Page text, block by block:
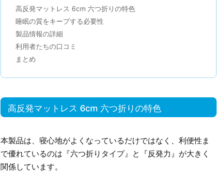
高反発マットレス 6cm 六つ折りの特色
睡眠の質をキープする必要性
製品情報の詳細
利用者たちの口コミ
まとめ
高反発マットレス 6cm 六つ折りの特色
本製品は、寝心地がよくなっているだけではなく、利便性ま
で優れているのは『六つ折りタイプ』と『反発力』が大きく
関係しています。